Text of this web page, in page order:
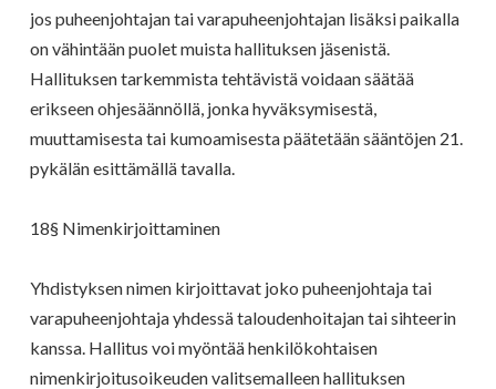
jos puheenjohtajan tai varapuheenjohtajan lisäksi paikalla
on vähintään puolet muista hallituksen jäsenistä.
Hallituksen tarkemmista tehtävistä voidaan säätää
erikseen ohjesäännöllä, jonka hyväksymisestä,
muuttamisesta tai kumoamisesta päätetään sääntöjen 21.
pykälän esittämällä tavalla.
18§ Nimenkirjoittaminen
Yhdistyksen nimen kirjoittavat joko puheenjohtaja tai
varapuheenjohtaja yhdessä taloudenhoitajan tai sihteerin
kanssa. Hallitus voi myöntää henkilökohtaisen
nimenkirjoitusoikeuden valitsemalleen hallituksen